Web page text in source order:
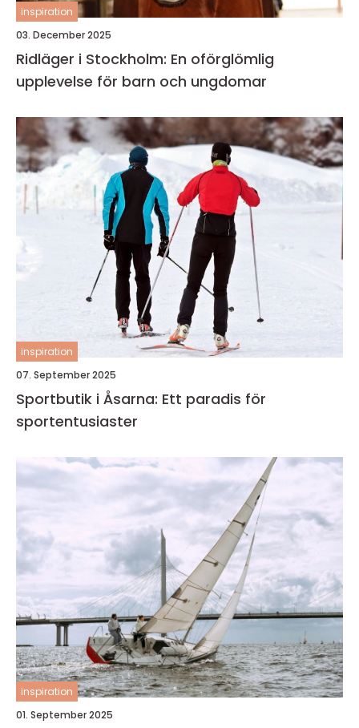
inspiration
03. December 2025
Ridläger i Stockholm: En oförglömlig
upplevelse för barn och ungdomar
inspiration
07. September 2025
Sportbutik i Åsarna: Ett paradis för
sportentusiaster
inspiration
01. September 2025